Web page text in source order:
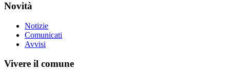
Novità
Notizie
Comunicati
Avvisi
Vivere il comune